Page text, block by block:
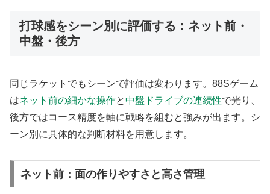
打球感をシーン別に評価する：ネット前・
中盤・後方
同じラケットでもシーンで評価は変わります。88Sゲーム
はネット前の細かな操作と中盤ドライブの連続性で光り、
後方ではコース精度を軸に戦略を組むと強みが出ます。シ
ーン別に具体的な判断材料を用意します。
ネット前：面の作りやすさと高さ管理